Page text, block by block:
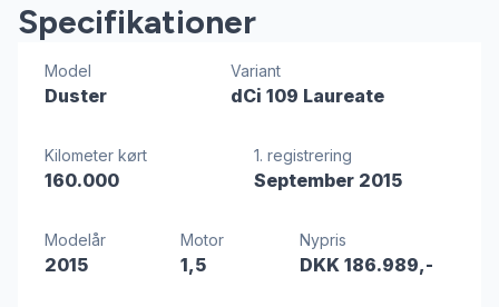
Specifikationer
Model
Duster
Variant
dCi 109 Laureate
Kilometer kørt
160.000
1. registrering
September 2015
Modelår
2015
Motor
1,5
Nypris
DKK 186.989,-